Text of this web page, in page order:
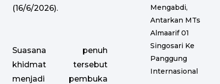
(16/6/2026).
Suasana penuh
khidmat tersebut
menjadi pembuka
Mengabdi,
Antarkan MTs
Almaarif 01
Singosari Ke
Panggung
Internasional